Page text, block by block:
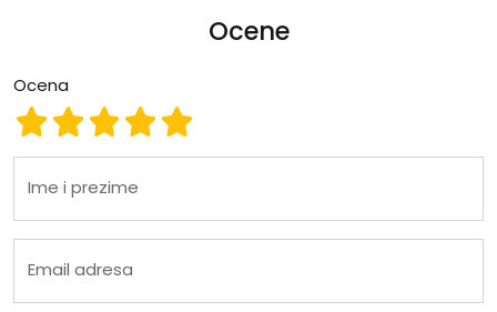
Ocene
Ocena
Ocena 5
Ocena 4
Ocena 3
Ocena 2
Ocena 1
Ime i prezime
Email adresa